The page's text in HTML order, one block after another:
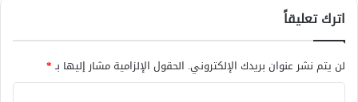
اترك تعليقاً
لن يتم نشر عنوان بريدك الإلكتروني. الحقول الإلزامية مشار إليها بـ*